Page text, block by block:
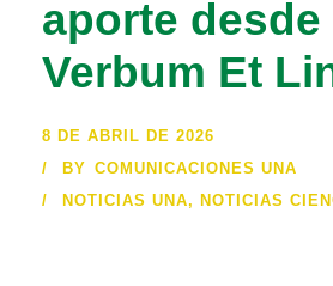
aporte desde
Verbum Et
8 DE ABRIL DE 2026
BY COMUNICACIONES UNA
NOTICIAS UNA, NOTICIAS